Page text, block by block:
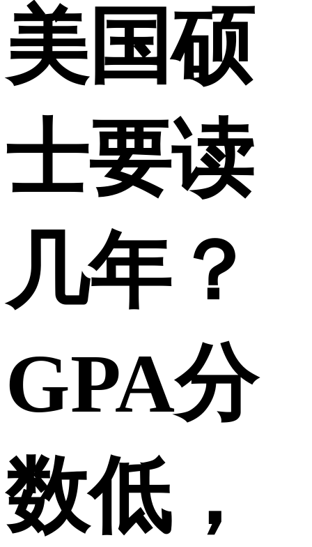
美国硕
士要读
几年？
GPA分
数低，